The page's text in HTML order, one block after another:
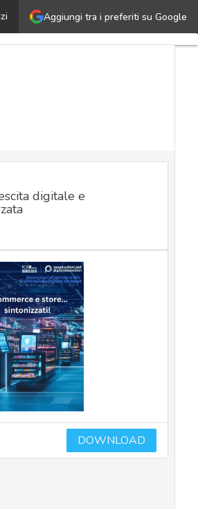
Aggiungi tra i preferiti su Google
senza cura (parola di OpenAI)
digitale e
DOWNLOAD